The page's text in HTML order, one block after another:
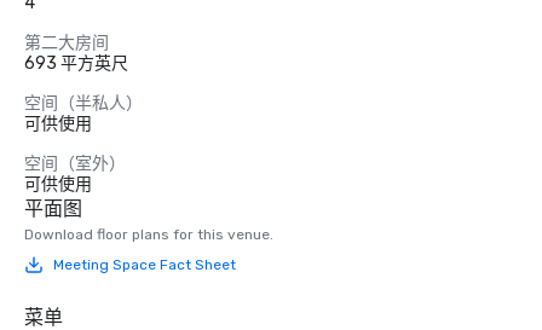
第二大房间
693 平方英尺
空间（半私人）
可供使用
空间（室外）
可供使用
平面图
Download floor plans for this venue.
Meeting Space Fact Sheet
菜单